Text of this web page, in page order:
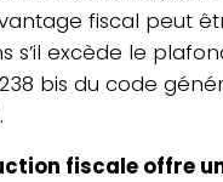
fiscal peut
s’il excède le
bis du code
fiscale offre